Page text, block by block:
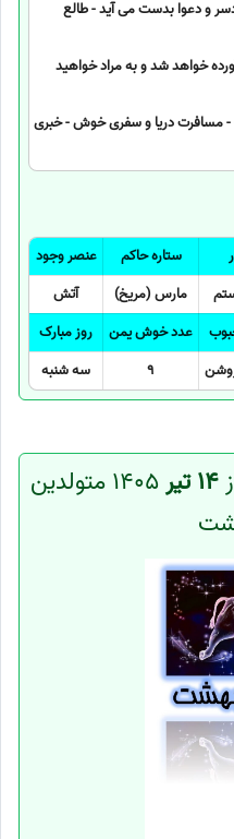
و دعوا بدست می آید - طالع
خواهد شد و به مراد خواهید
مسافرت دریا و سفری خوش - خبری
ستاره حاکم
عنصر وجود
مارس (مریخ)
آتش
عدد خوش یمن
روز مبارک
9 سه شنبه
14 تیر
1405 متولدین